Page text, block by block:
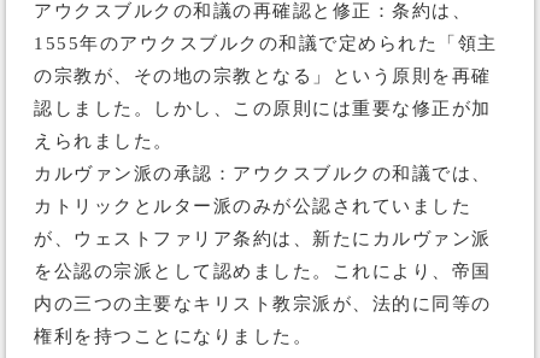
アウクスブルクの和議の再確認と修正：条約は、
1555年のアウクスブルクの和議で定められた「領主
の宗教が、その地の宗教となる」という原則を再確
認しました。しかし、この原則には重要な修正が加
えられました。
カルヴァン派の承認：アウクスブルクの和議では、
カトリックとルター派のみが公認されていました
が、ウェストファリア条約は、新たにカルヴァン派
を公認の宗派として認めました。これにより、帝国
内の三つの主要なキリスト教宗派が、法的に同等の
権利を持つことになりました。